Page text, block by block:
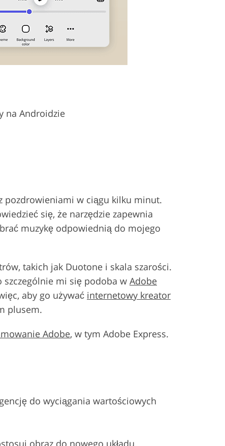
na Androidzie
pozdrowieniami w ciągu kilku minut.
się, że narzędzie zapewnia
muzykę odpowiednią do mojego
takich jak Duotone i skala szarości.
szczególnie mi się podoba w Adobe
aby go używać internetowy kreator
plusem.
Adobe, w tym Adobe Express.
do wyciągania wartościowych
obraz do nowego układu.